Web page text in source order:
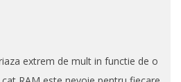
extrem de mult in functie de o